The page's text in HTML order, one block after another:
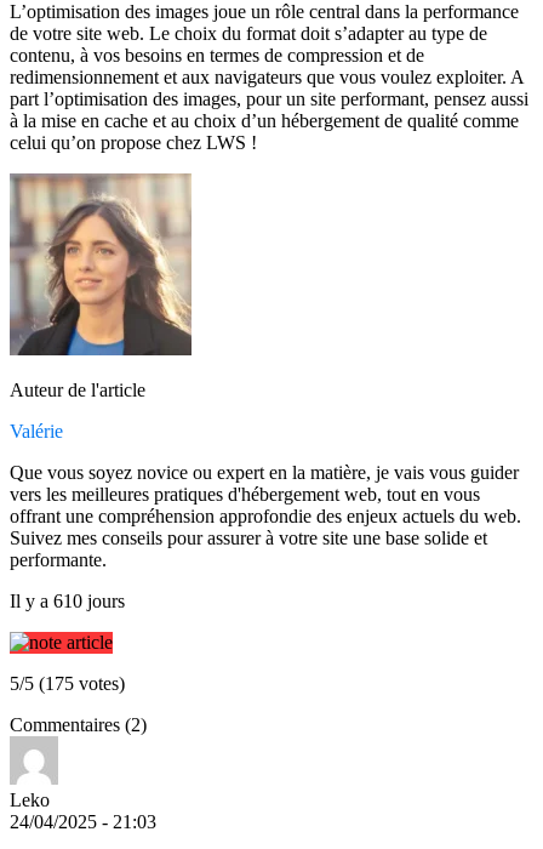
L’optimisation des images joue un rôle central dans la performance
de votre site web. Le choix du format doit s’adapter au type de
contenu, à vos besoins en termes de compression et de
redimensionnement et aux navigateurs que vous voulez exploiter. A
part l’optimisation des images, pour un site performant, pensez aussi
à la mise en cache et au choix d’un hébergement de qualité comme
celui qu’on propose chez LWS !
Auteur de l'article
Valérie
Que vous soyez novice ou expert en la matière, je vais vous guider
vers les meilleures pratiques d'hébergement web, tout en vous
offrant une compréhension approfondie des enjeux actuels du web.
Suivez mes conseils pour assurer à votre site une base solide et
performante.
Il y a 610 jours
5/5 (175 votes)
Commentaires (2)
Leko
24/04/2025 - 21:03